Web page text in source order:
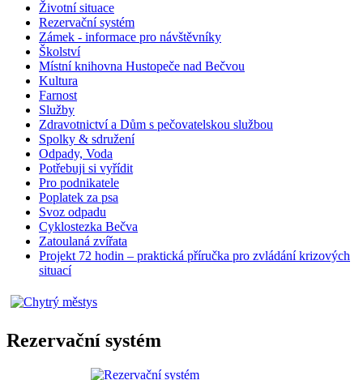
Životní situace
Rezervační systém
Zámek - informace pro návštěvníky
Školství
Místní knihovna Hustopeče nad Bečvou
Kultura
Farnost
Služby
Zdravotnictví a Dům s pečovatelskou službou
Spolky & sdružení
Odpady, Voda
Potřebuji si vyřídit
Pro podnikatele
Poplatek za psa
Svoz odpadu
Cyklostezka Bečva
Zatoulaná zvířata
Projekt 72 hodin – praktická příručka pro zvládání krizových
situací
Rezervační systém